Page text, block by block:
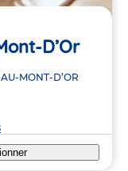
D’Or
MONT-D’OR